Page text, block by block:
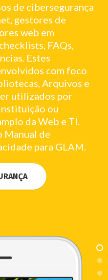
de cibersegurança
gestores de
web em
FAQs,
Estes
com foco
Arquivos e
utilizados por
ou
da Web e TI.
Manual de
para GLAM.